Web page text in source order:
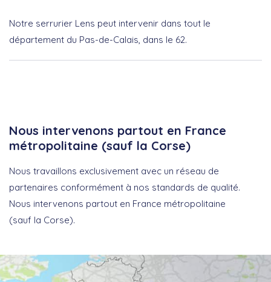
Notre serrurier Lens peut intervenir dans tout le
département du Pas-de-Calais, dans le 62.
Nous intervenons partout en France
métropolitaine (sauf la Corse)
Nous travaillons exclusivement avec un réseau de
partenaires conformément à nos standards de qualité.
Nous intervenons partout en France métropolitaine
(sauf la Corse).